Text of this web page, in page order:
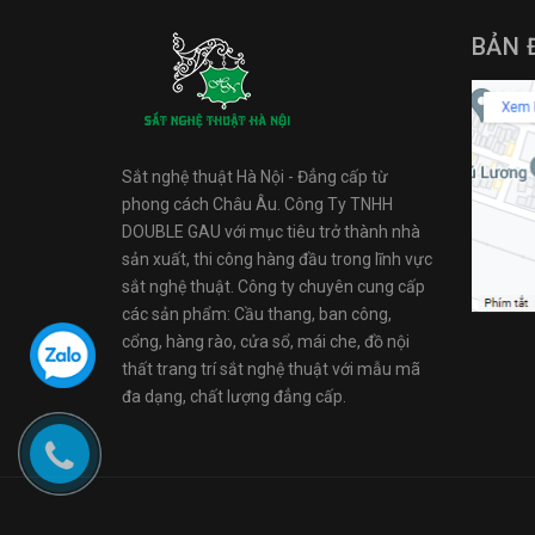
Sắt nghệ thuật Hà Nội - Đẳng cấp từ
phong cách Châu Âu. Công Ty TNHH
DOUBLE GAU với mục tiêu trở thành nhà
sản xuất, thi công hàng đầu trong lĩnh vực
sắt nghệ thuật. Công ty chuyên cung cấp
các sản phẩm: Cầu thang, ban công,
cổng, hàng rào, cửa sổ, mái che, đồ nội
thất trang trí sắt nghệ thuật với mẫu mã
đa dạng, chất lượng đẳng cấp.
BẢN